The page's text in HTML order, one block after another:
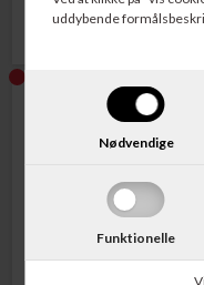
uddybende
Nødvendige
Funktionelle